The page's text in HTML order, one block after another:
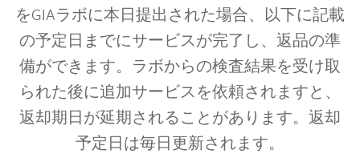
をGIAラボに本日提出された場合、以下に記載
の予定日までにサービスが完了し、返品の準
備ができます。ラボからの検査結果を受け取
られた後に追加サービスを依頼されますと、
返却期日が延期されることがあります。返却
予定日は毎日更新されます。